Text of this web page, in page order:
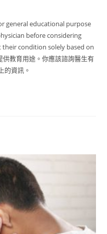
general educational purpose
before considering
condition solely based on
教育用途。你應該諮詢醫生有
的資訊。